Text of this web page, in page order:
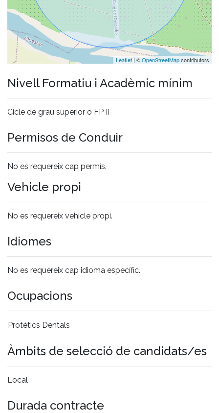
Leaflet | ©OpenStreetMapcontributors
Nivell Formatiu i Acadèmic mínim
Cicle de grau superior o FP II
Permisos de Conduir
No es requereix cap permís.
Vehicle propi
No es requereix vehicle propi.
Idiomes
No es requereix cap idioma específic.
Ocupacions
Protètics Dentals
Àmbits de selecció de candidats/es
Local
Durada contracte